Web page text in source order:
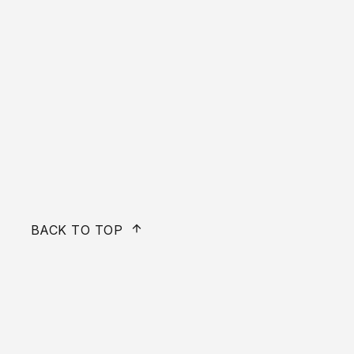
BACK TO TOP